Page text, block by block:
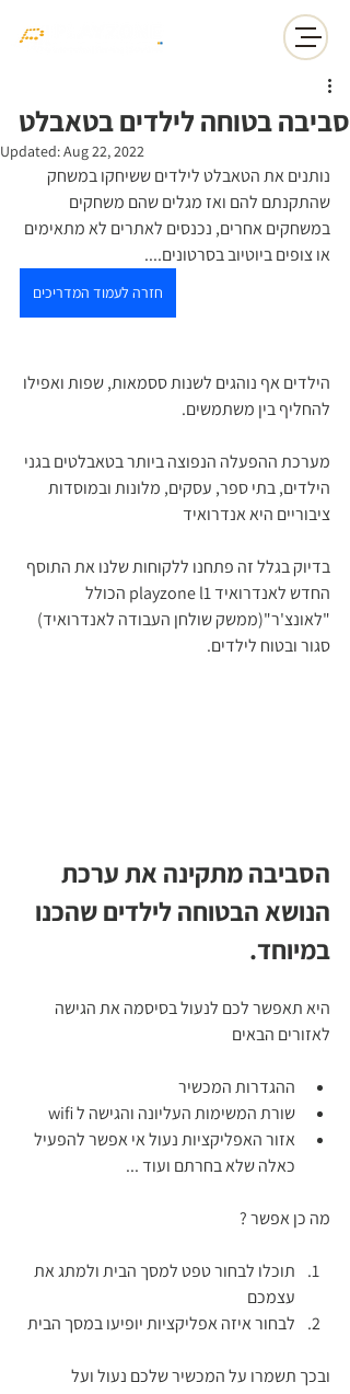
סביבה בטוחה לילדים בטאבלט
Updated:Aug 22, 2022
נותנים את הטאבלט לילדים ששיחקו במשחק
שהתקנתם להם ואז מגלים שהם משחקים
במשחקים אחרים, נכנסים לאתרים לא מתאימים
או צופים ביוטיוב בסרטונים....
חזרה לעמוד המדריכים
הילדים אף נוהגים לשנות ססמאות, שפות ואפילו
להחליף בין משתמשים.
מערכת ההפעלה הנפוצה ביותר בטאבלטים בגני
הילדים, בתי ספר, עסקים, מלונות ובמוסדות
ציבוריים היא אנדרואיד
בדיוק בגלל זה פתחנו ללקוחות שלנו את התוסף
החדש לאנדרואיד playzone l1 הכולל
"לאונצ'ר"(ממשק שולחן העבודה לאנדרואיד)
סגור ובטוח לילדים.
הסביבה מתקינה את ערכת
הנושא הבטוחה לילדים שהכנו
במיוחד.
היא תאפשר לכם לנעול בסיסמה את הגישה
לאזורים הבאים
ההגדרות המכשיר
שורת המשימות העליונה והגישה ל wifi
אזור האפליקציות נעול אי אפשר להפעיל
כאלה שלא בחרתם ועוד ...
מה כן אפשר ?
תוכלו לבחור טפט למסך הבית ולמתג את
עצמכם
לבחור איזה אפליקציות יופיעו במסך הבית
ובכך תשמרו על המכשיר שלכם נעול ועל